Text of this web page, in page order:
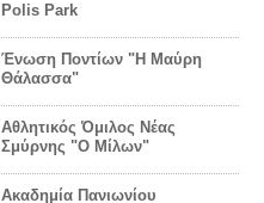
Polis Park
Ένωση Ποντίων "Η Μαύρη
Θάλασσα"
Αθλητικός Όμιλος Νέας
Σμύρνης "Ο Μίλων"
Ακαδημία Πανιωνίου